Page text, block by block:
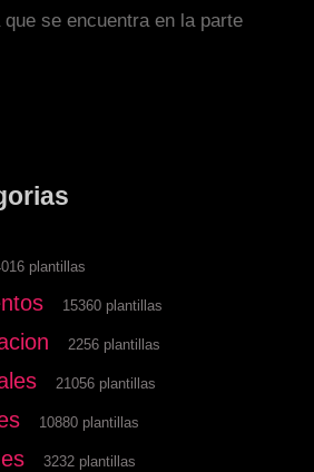
se encuentra en la parte
plantillas
15360 plantillas
2256 plantillas
21056 plantillas
10880 plantillas
3232 plantillas